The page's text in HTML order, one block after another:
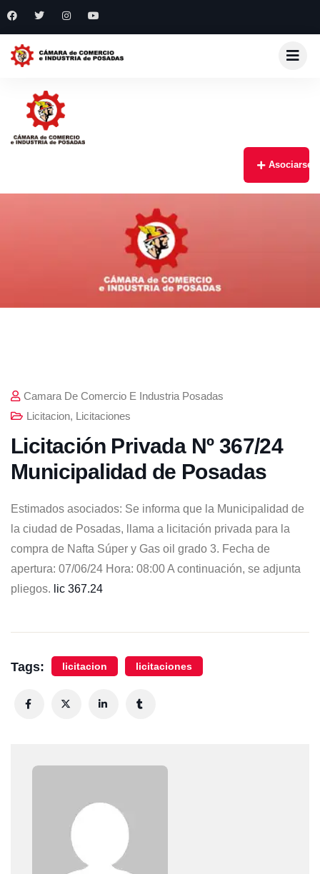
Asociarse
Camara De Comercio E Industria Posadas
Licitacion, Licitaciones
Licitación Privada Nº 367/24
Municipalidad de Posadas
Estimados asociados: Se informa que la Municipalidad de
la ciudad de Posadas, llama a licitación privada para la
compra de Nafta Súper y Gas oil grado 3. Fecha de
apertura: 07/06/24 Hora: 08:00 A continuación, se adjunta
pliegos. lic 367.24
Tags: licitacion licitaciones